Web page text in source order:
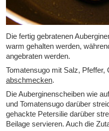
Die fertig gebratenen
warm gehalten werden,
angebraten werden.
Tomatensugo mit Salz,
abschmecken.
Die Auberginenscheiben wie
und Tomatensugo darüber
gehackte Petersilie darüber
Beilage servieren. Auch die